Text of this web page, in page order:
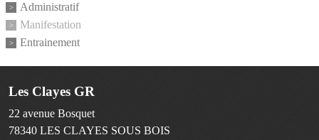
Administratif
Manifestation
Entrainement
Les Clayes GR
22 avenue Bosquet
78340 LES CLAYES SOUS BOIS